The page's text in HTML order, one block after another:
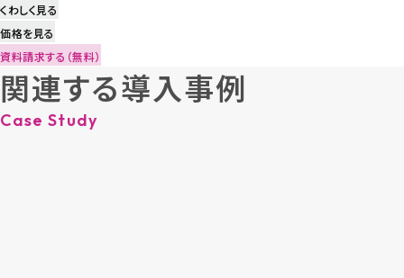
くわしく見る
価格を見る
資料請求する（無料）
関連する導入事例
Case Study